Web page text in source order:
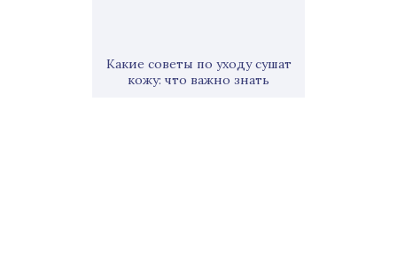
Какие советы по уходу сушат
кожу: что важно знать